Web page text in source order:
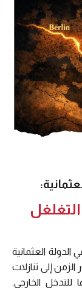
الدولة العثمانية
إلى تنازلات
الخارجي.